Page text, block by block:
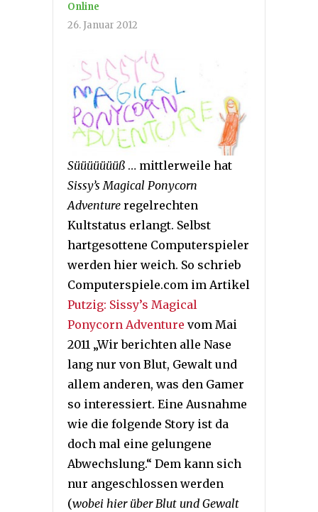
Online
26. Januar 2012
Süüüüüüüß … mittlerweile hat
Sissy’s Magical Ponycorn
Adventure regelrechten
Kultstatus erlangt. Selbst
hartgesottene Computerspieler
werden hier weich. So schrieb
Computerspiele.com im Artikel
Putzig: Sissy’s Magical
Ponycorn Adventure vom Mai
2011 „Wir berichten alle Nase
lang nur von Blut, Gewalt und
allem anderen, was den Gamer
so interessiert. Eine Ausnahme
wie die folgende Story ist da
doch mal eine gelungene
Abwechslung.“ Dem kann sich
nur angeschlossen werden
(wobei hier über Blut und Gewalt